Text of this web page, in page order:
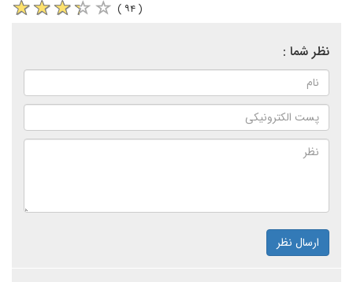
( ۹۴ )
نظر شما :
ارسال نظر